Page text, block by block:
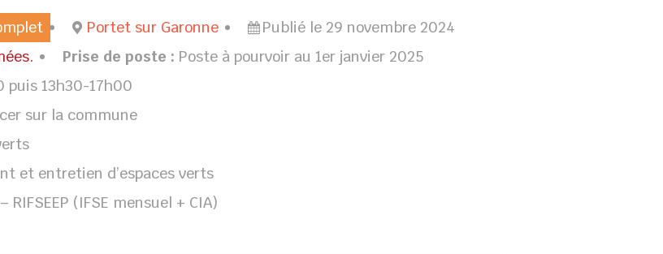
Portet sur Garonne
Publié le 29 novembre 2024
Prise de poste : Poste à pourvoir au 1er janvier 2025
puis 13h30-17h00
sur la commune
et entretien d’espaces verts
(IFSE mensuel + CIA)